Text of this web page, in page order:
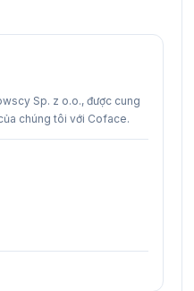
Sp. z o.o., được cung
chúng tôi với Coface.